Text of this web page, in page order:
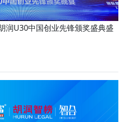
润U30中国创业先锋颁奖盛典盛